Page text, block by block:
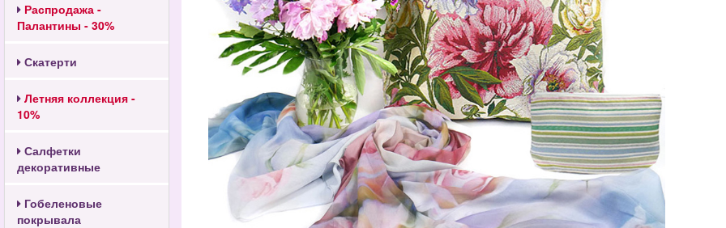
Распродажа -
Палантины - 30%
Скатерти
Летняя коллекция -
10%
Салфетки
декоративные
Гобеленовые
покрывала